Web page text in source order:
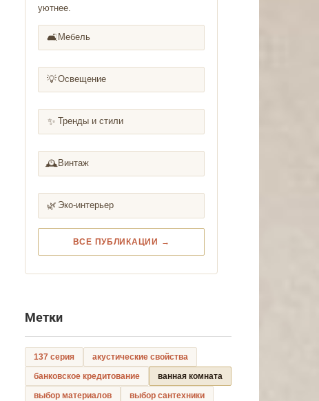
уютнее.
🛋️ Мебель
💡Освещение
✨ Тренды и стили
🕰️ Винтаж
🌿 Эко-интерьер
ВСЕ ПУБЛИКАЦИИ →
Метки
137 серия
акустические свойства
банковское кредитование
ванная комната
выбор материалов
выбор сантехники